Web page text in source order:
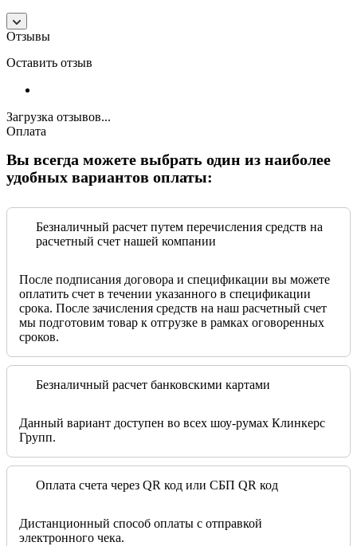
Отзывы
Оставить отзыв
Загрузка отзывов...
Оплата
Вы всегда можете выбрать один из наиболее
удобных вариантов оплаты:
Безналичный расчет путем перечисления средств на
расчетный счет нашей компании
После подписания договора и спецификации вы можете
оплатить счет в течении указанного в спецификации
срока. После зачисления средств на наш расчетный счет
мы подготовим товар к отгрузке в рамках оговоренных
сроков.
Безналичный расчет банковскими картами
Данный вариант доступен во всех шоу-румах Клинкерс
Групп.
Оплата счета через QR код или СБП QR код
Дистанционный способ оплаты с отправкой
электронного чека.